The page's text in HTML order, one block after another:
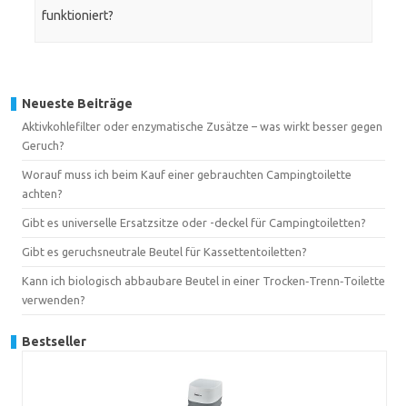
funktioniert?
Neueste Beiträge
Aktivkohlefilter oder enzymatische Zusätze – was wirkt besser gegen
Geruch?
Worauf muss ich beim Kauf einer gebrauchten Campingtoilette
achten?
Gibt es universelle Ersatzsitze oder -deckel für Campingtoiletten?
Gibt es geruchsneutrale Beutel für Kassettentoiletten?
Kann ich biologisch abbaubare Beutel in einer Trocken‑Trenn‑Toilette
verwenden?
Bestseller